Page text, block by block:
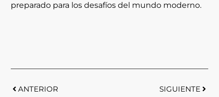
preparado para los desafíos del mundo moderno.
ANTERIOR SIGUIENTE